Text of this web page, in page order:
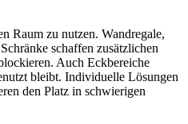
Raum zu nutzen. Wandregale,
schaffen zusätzlichen
Auch Eckbereiche
bleibt. Individuelle Lösungen
den Platz in schwierigen